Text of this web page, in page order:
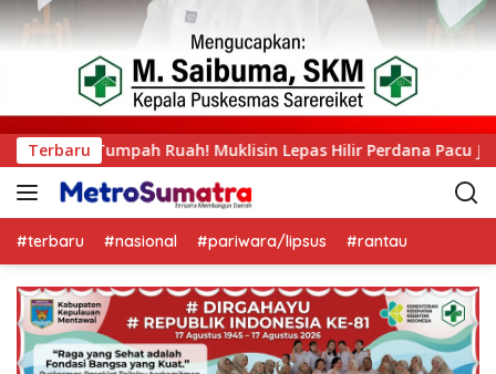
Terbaru
Perdana Pacu Jalur Mini, Tepian Ronge Biru Bergemuruh
#terbaru #nasional #pariwara/lipsus #rantau